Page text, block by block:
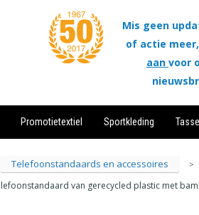
Mis geen
of actie meer,
aan voor
Promotietextiel Sportkleding
Telefoonstandaards en accessoires >
van gerecycled plastic met